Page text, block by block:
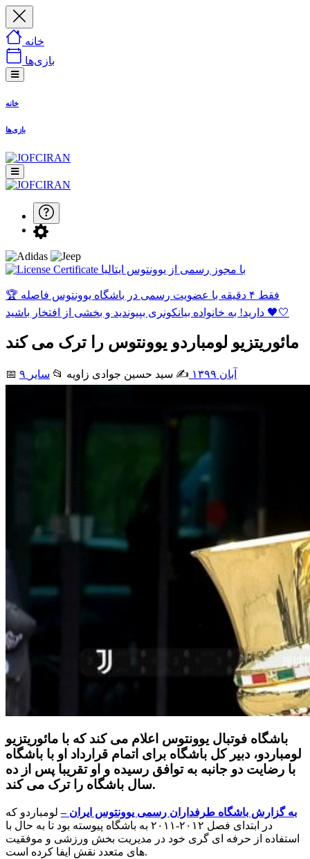
خانه
بازی‌ها
خانه
بازی‌ها
با مجوز رسمی از یوونتوس ایتالیا
🏆 فقط ۴ دقیقه با عضویت رسمی در باشگاه یوونتوس فاصله
دارید! به خانواده بیانکونری بپیوندید و بخشی از افتخار باشید 🖤🤍
مائوریتزیو لومباردو یوونتوس را ترک می کند
📅 ۹ آبان ۱۳۹۹ ✍️ سید حسین جوادی زاويه 📂 سایر
باشگاه فوتبال یوونتوس اعلام می کند که با مائوریتزیو
لومباردو، دبیر کل باشگاه برای اتمام قرارداد او با باشگاه
با رضایت دو جانبه به توافق رسیده و او تقریبا پس از ده
سال باشگاه را ترک می کند.
به گزارش باشگاه طرفداران رسمی یوونتوس ایران –لومباردو که
در ابتدای فصل ۲۰۱۲-۲۰۱۱ به باشگاه پیوسته بود تا به حال با
استفاده از حرفه ای گری خود در مدیریت بخش ورزشی و موفقیت
های متعدد نقش ایفا کرده است.